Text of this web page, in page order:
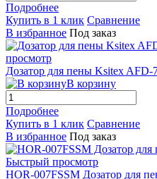
Подробнее
Купить в 1 клик Сравнение
В избранное Под заказ
просмотр
Дозатор для пены Ksitex AFD-
В корзину
Подробнее
Купить в 1 клик Сравнение
В избранное Под заказ
Быстрый просмотр
HOR-007FSSM Дозатор для